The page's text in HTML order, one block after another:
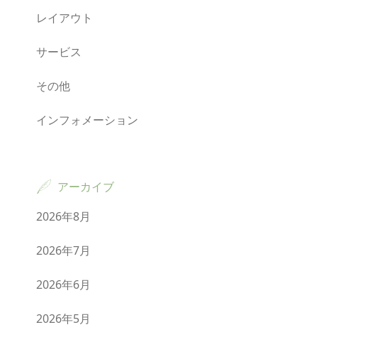
レイアウト
サービス
その他
インフォメーション
アーカイブ
2026年8月
2026年7月
2026年6月
2026年5月